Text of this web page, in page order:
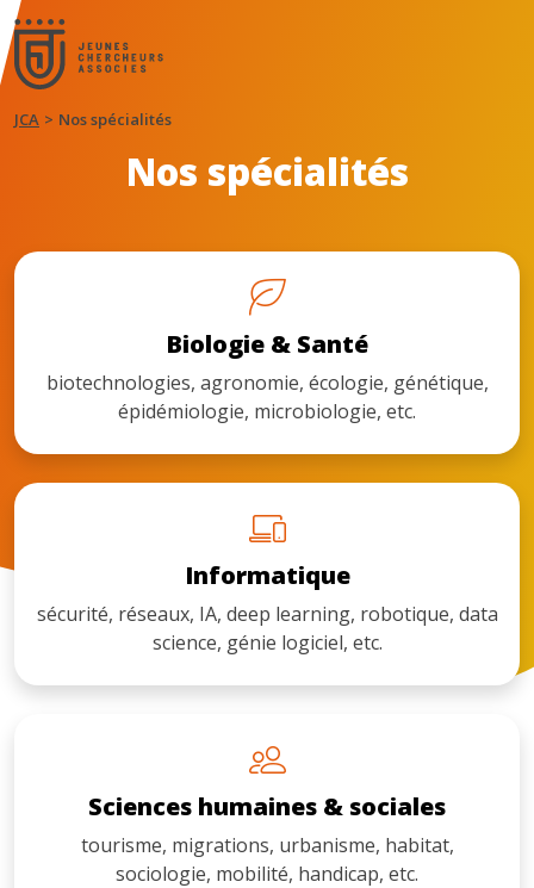
JCA Nos spécialités
Nos spécialités
Biologie & Santé
biotechnologies, agronomie, écologie, génétique,
épidémiologie, microbiologie, etc.
Informatique
sécurité, réseaux, IA, deep learning, robotique, data
science, génie logiciel, etc.
Sciences humaines & sociales
tourisme, migrations, urbanisme, habitat,
sociologie, mobilité, handicap, etc.